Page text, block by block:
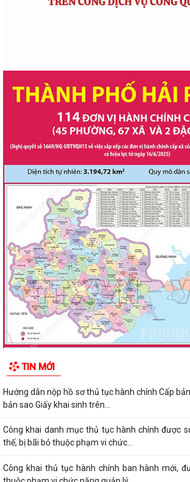
TIN MỚI
Hướng dẫn nộp hồ sơ thủ tục hành chính Cấp
bản sao Giấy khai sinh trên...
Công khai danh mục thủ tục hành chính được
thế, bị bãi bỏ thuộc phạm vi chức...
Công khai thủ tục hành chính ban hành mới,